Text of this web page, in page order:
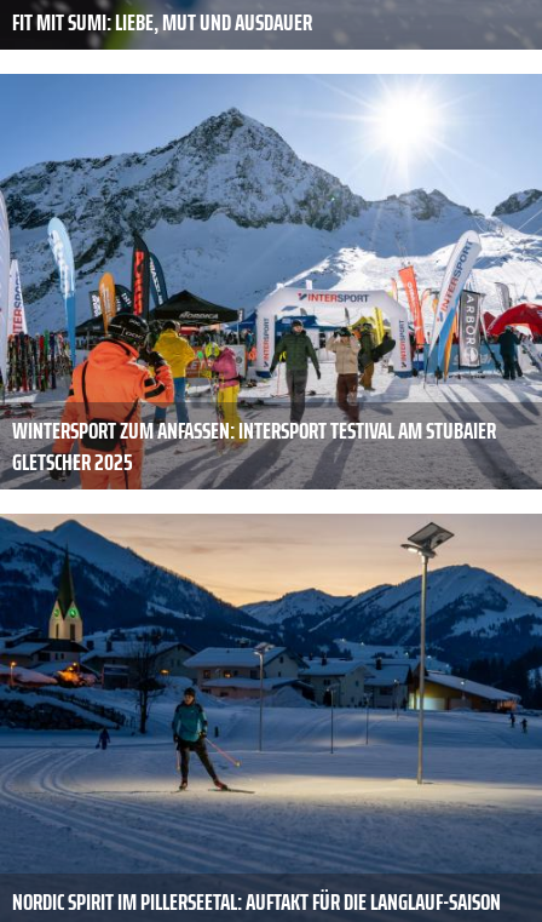
FIT MIT SUMI: LIEBE, MUT UND AUSDAUER
WINTERSPORT ZUM ANFASSEN: INTERSPORT TESTIVAL AM STUBAIER
GLETSCHER 2025
NORDIC SPIRIT IM PILLERSEETAL: AUFTAKT FÜR DIE LANGLAUF-SAISON